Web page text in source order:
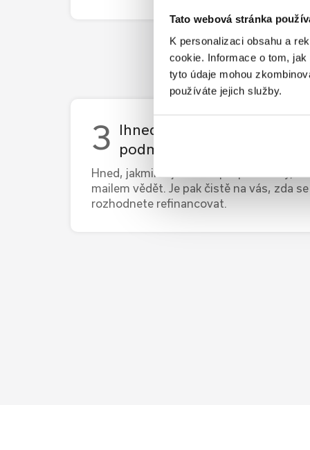
Tato webová stránka
K personalizaci obsahu a
cookie. Informace o tom,
tyto údaje mohou
používáte jejich služby.
Ihned upozorníme na lepší
podmínky
Hned, jakmile zjistíme lepší podmínky,
mailem vědět. Je pak čistě na vás, zda se
rozhodnete refinancovat.